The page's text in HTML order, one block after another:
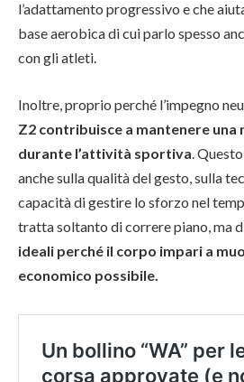
l’adattamento progressivo e che
base aerobica di cui parlo spesso
con gli atleti.
Inoltre, proprio perché l’impegno
Z2 contribuisce a mantenere una
durante l’attività sportiva.
anche sulla qualità del gesto, sulla
capacità di gestire lo sforzo nel
tratta soltanto di correre piano, ma
ideali perché il corpo impari a
economico possibile.